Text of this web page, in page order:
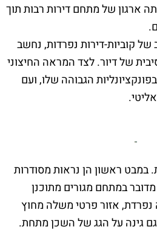
ארגון של מתחם דירות רבות תוך
קוביות-דירות נפרדות, נחשב
של דיור. לצד המראה החיצוני
הגבוהה שלו, ועם
מ-354 קוביות. במבט ראשון הן נראות מסודרות
במתחם מגורים מתוכנן
נפרדת, אזור פרטי משלה מחוץ
גינה על הגג של השכן מתחת.